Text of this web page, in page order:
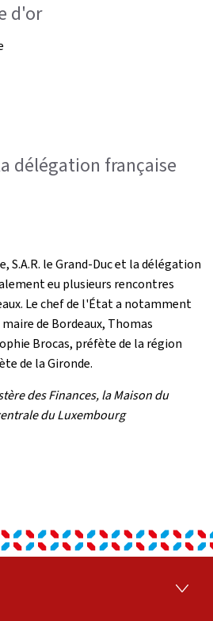
d'or
délégation française
S.A.R. le Grand-Duc et la délégation
eu plusieurs rencontres
Le chef de l'État a notamment
de Bordeaux, Thomas
Brocas, préfète de la région
de la Gironde.
des Finances, la Maison du
du Luxembourg